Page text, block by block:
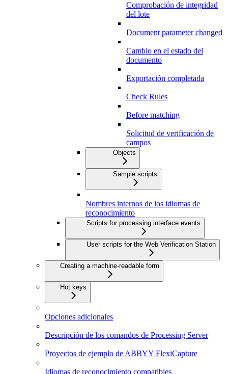
Comprobación de integridad
del lote
Document parameter changed
Cambio en el estado del
documento
Exportación completada
Check Rules
Before matching
Solicitud de verificación de
campos
Objects
Sample scripts
Nombres internos de los idiomas de
reconocimiento
Scripts for processing interface events
User scripts for the Web Verification Station
Creating a machine-readable form
Hot keys
Opciones adicionales
Descripción de los comandos de Processing Server
Proyectos de ejemplo de ABBYY FlexiCapture
Idiomas de reconocimiento compatibles